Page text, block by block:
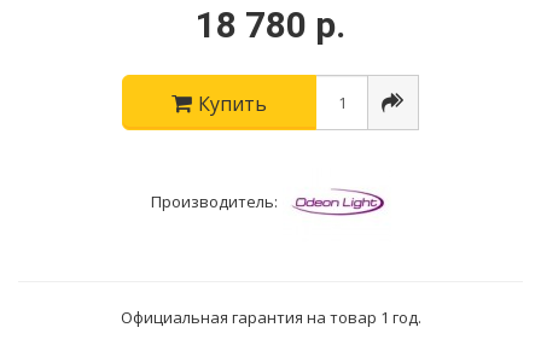
18 780 р.
Купить
Производитель:
Официальная гарантия на товар 1 год.